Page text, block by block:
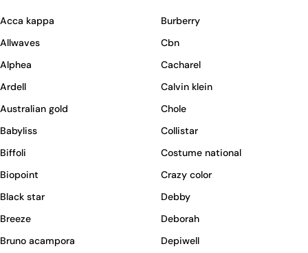
Acca kappa
Allwaves
Alphea
Ardell
Australian gold
Babyliss
Biffoli
Biopoint
Black star
Breeze
Bruno acampora
Burberry
Cbn
Cacharel
Calvin klein
Chole
Collistar
Costume national
Crazy color
Debby
Deborah
Depiwell